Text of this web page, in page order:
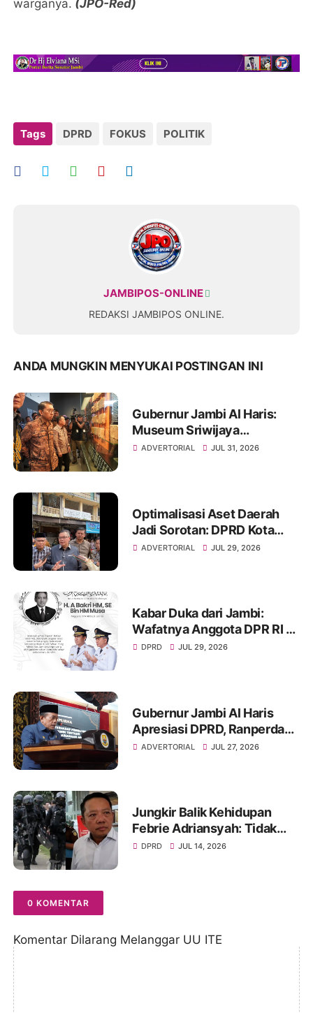
warganya. (JPO-Red)
Tags DPRD FOKUS POLITIK
JAMBIPOS-ONLINE
REDAKSI JAMBIPOS ONLINE.
ANDA MUNGKIN MENYUKAI POSTINGAN INI
Gubernur Jambi Al Haris:
Museum Sriwijaya
Dharmakirti Rekam Jejak
ADVERTORIAL JUL 31, 2026
Optimalisasi Aset Daerah
Jadi Sorotan: DPRD Kota
Jambi Temukan Banyak
ADVERTORIAL JUL 29, 2026
Kabar Duka dari Jambi:
Wafatnya Anggota DPR RI H.
A. Bakri HM, Jejak
DPRD JUL 29, 2026
Gubernur Jambi Al Haris
Apresiasi DPRD, Ranperda
Pertanggungjawaban APBD
ADVERTORIAL JUL 27, 2026
Jungkir Balik Kehidupan
Febrie Adriansyah: Tidak
Lagi Dapat Pengamanan dari
DPRD JUL 14, 2026
0 KOMENTAR
Komentar Dilarang Melanggar UU ITE